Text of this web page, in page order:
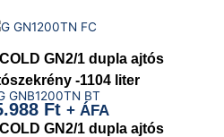
GN2/1 dupla ajtós
-1104 liter
Ft + ÁFA
GN2/1 dupla ajtós